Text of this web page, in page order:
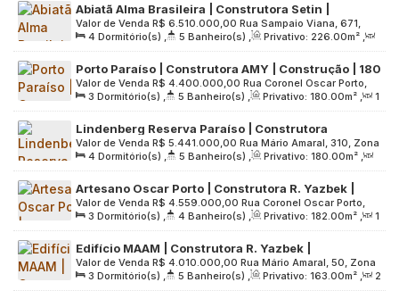
Terreno: 2613.00m²
Abiatã Alma Brasileira | Construtora Setin |
Construção | 226 metros | 04 dormitórios | 02
suítes | depósito | hall privativo | 03 vagas
R$ 6.510.000,00
Valor de Venda
Rua Sampaio Viana, 671,
Zona Sul, 04004-002, Paraíso, São Paulo, São Paulo, Brasil
4 Dormitório(s) , 5 Banheiro(s) , Privativo: 226.00m² ,
1 Sala(s) , 2 Suíte(s) , 3 Vaga(s) , Útil: 226.00m² ,
Terreno: 2613.00 m²
Porto Paraíso | Construtora AMY | Construção | 180
metros | 03 suítes | hall privativo | 03 vagas
R$ 4.400.000,00
Valor de Venda
Rua Coronel Oscar Porto,
629, Zona Sul, 04003-002, Paraíso, São Paulo, São Paulo,
Brasil
3 Dormitório(s) , 5 Banheiro(s) , Privativo: 180.00m² ,
1
Sala(s) , 3 Suíte(s) , 3 Vaga(s) , Útil: 180.00m² ,
Terreno: 1326.00m²
Lindenberg Reserva Paraíso | Construtora
Lindenberg | Construção | 180 metros | 04
dormitórios | 02 suítes | varanda gourmet | 03
R$ 5.441.000,00
Valor de Venda
Rua Mário Amaral, 310, Zona
Sul, 04002-021, Paraíso, São Paulo, São Paulo, Brasil
4 Dormitório(s) , 5 Banheiro(s) , Privativo: 180.00m² ,
2 Sala(s) , 2 Suíte(s) , 3 Vaga(s) , Útil: 180.00m² ,
Terreno: 1782.00m²
Artesano Oscar Porto | Construtora R. Yazbek |
Pronto para Morar | 182 metros | 03 suítes | hall
privativo | 02 vagas
R$ 4.559.000,00
Valor de Venda
Rua Coronel Oscar Porto,
507, Zona Sul, 04003-002, Paraíso, São Paulo, São Paulo,
Brasil
3 Dormitório(s) , 4 Banheiro(s) , Privativo: 182.00m² ,
1
Sala(s) , 3 Suíte(s) , 2 Vaga(s) , Útil: 182.00m² ,
Terreno: 1997.00 m²
Edifício MAAM | Construtora R. Yazbek |
Construção | 163 metros | 03 suítes | hall privativo
| 02 vagas
R$ 4.010.000,00
Valor de Venda
Rua Mário Amaral, 50, Zona
Sul, 04002-020, Paraíso, São Paulo, São Paulo, Brasil
3 Dormitório(s) , 5 Banheiro(s) , Privativo: 163.00m² ,
2
Sala(s) , 3 Suíte(s) , 2 Vaga(s) , Útil: 163.00m² ,